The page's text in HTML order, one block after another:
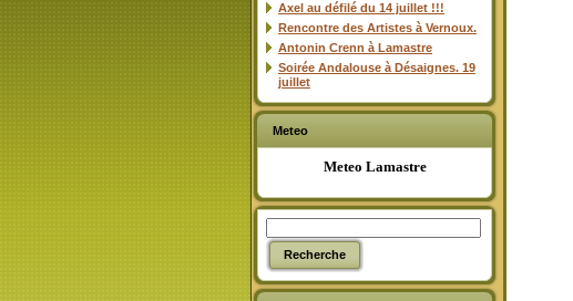
Axel au défilé du 14 juillet !!!
Rencontre des Artistes à Vernoux.
Antonin Crenn à Lamastre
Soirée Andalouse à Désaignes. 19
juillet
Meteo
Meteo Lamastre